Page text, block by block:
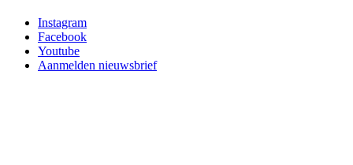
Instagram
Facebook
Youtube
Aanmelden nieuwsbrief